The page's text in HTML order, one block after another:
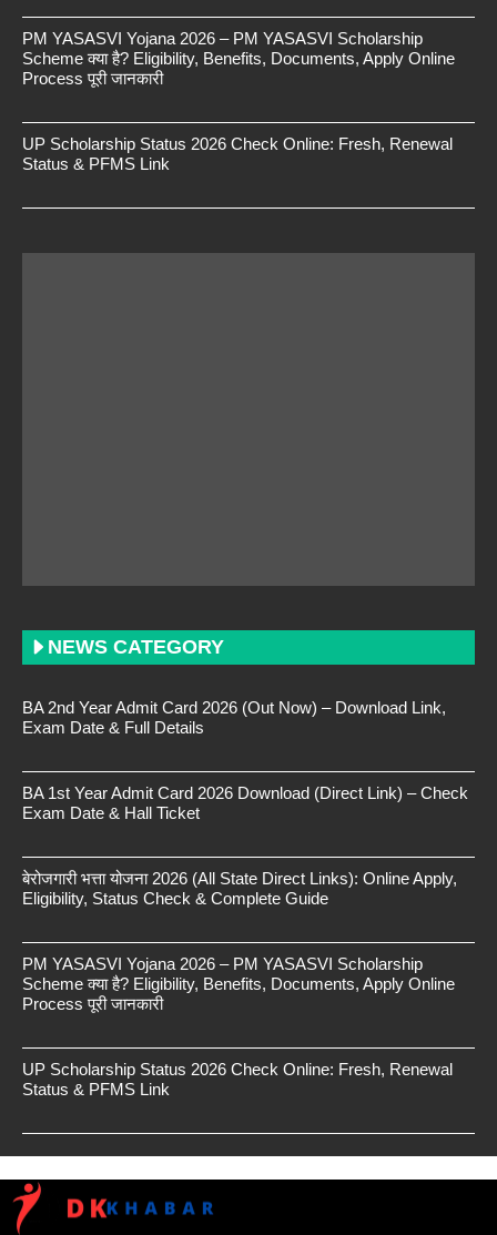
PM YASASVI Yojana 2026 – PM YASASVI Scholarship
Scheme क्या है? Eligibility, Benefits, Documents, Apply Online
Process पूरी जानकारी
UP Scholarship Status 2026 Check Online: Fresh, Renewal
Status & PFMS Link
NEWS CATEGORY
BA 2nd Year Admit Card 2026 (Out Now) – Download Link,
Exam Date & Full Details
BA 1st Year Admit Card 2026 Download (Direct Link) – Check
Exam Date & Hall Ticket
बेरोजगारी भत्ता योजना 2026 (All State Direct Links): Online Apply,
Eligibility, Status Check & Complete Guide
PM YASASVI Yojana 2026 – PM YASASVI Scholarship
Scheme क्या है? Eligibility, Benefits, Documents, Apply Online
Process पूरी जानकारी
UP Scholarship Status 2026 Check Online: Fresh, Renewal
Status & PFMS Link